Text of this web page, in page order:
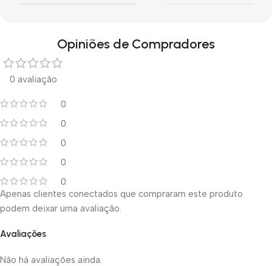
Opiniões de Compradores
0 avaliação
0
0
0
0
0
Avaliações
Não há avaliações ainda.
Apenas clientes conectados que compraram este produto
podem deixar uma avaliação.